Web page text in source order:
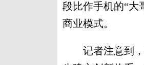
段比作手机的“大
商业模式。
记者注意到，